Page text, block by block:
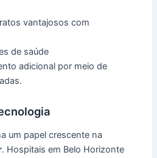
vantajosos com
de saúde
adicional por meio de
um papel crescente na
. Hospitais em Belo Horizonte